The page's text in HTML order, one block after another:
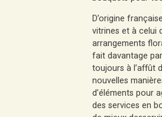
D’origine
vitrines et à celui
arrangements
fait davantage
toujours à l’affût
nouvelles
d’éléments pour
des services en